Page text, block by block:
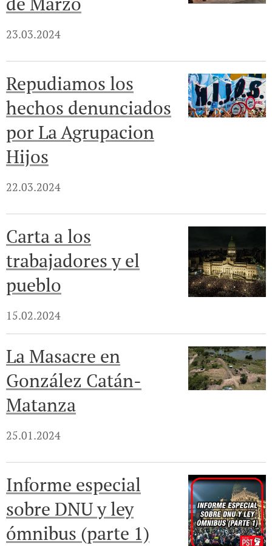
23.03.2024
Repudiamos los
hechos denunciados
por La Agrupacion
Hijos
22.03.2024
Carta a los
trabajadores y el
pueblo
15.02.2024
La Masacre en
González Catán-
Matanza
25.01.2024
Informe especial
sobre DNU y ley
ómnibus (parte 1)